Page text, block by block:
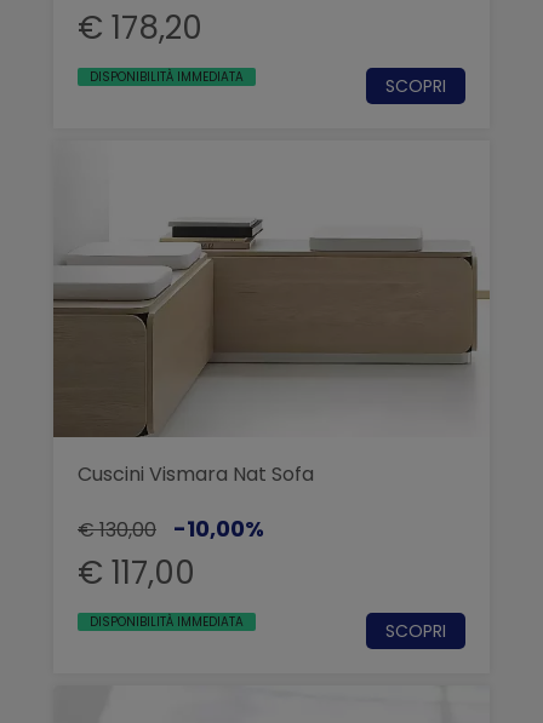
€ 178,20
DISPONIBILITÀ IMMEDIATA SCOPRI
Cuscini Vismara Nat Sofa
€ 130,00
-10,00%
€ 117,00
DISPONIBILITÀ IMMEDIATA SCOPRI